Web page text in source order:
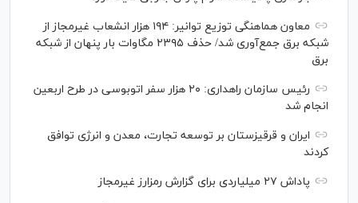
معاون هماهنگی توزیع توانیر: ۱۹۴ هزار انشعاب غیرمجاز از
شبکه برق جمع‌آوری شد/ حذف ۲۳۹۵ مگاوات بار پنهان از شبکه
برق
رئیس سازمان راهداری: ۲۰ هزار سفر اتوبوسی در طرح اربعین
انجام شد
ایران و قرقیزستان بر توسعه تجارت، معدن و انرژی توافق
کردند
پاداش ۲۷ میلیاردی برای گزارش رمزارز غیرمجاز